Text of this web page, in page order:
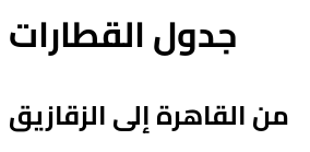
جدول القطارات
من القاهرة إلى الزقازيق